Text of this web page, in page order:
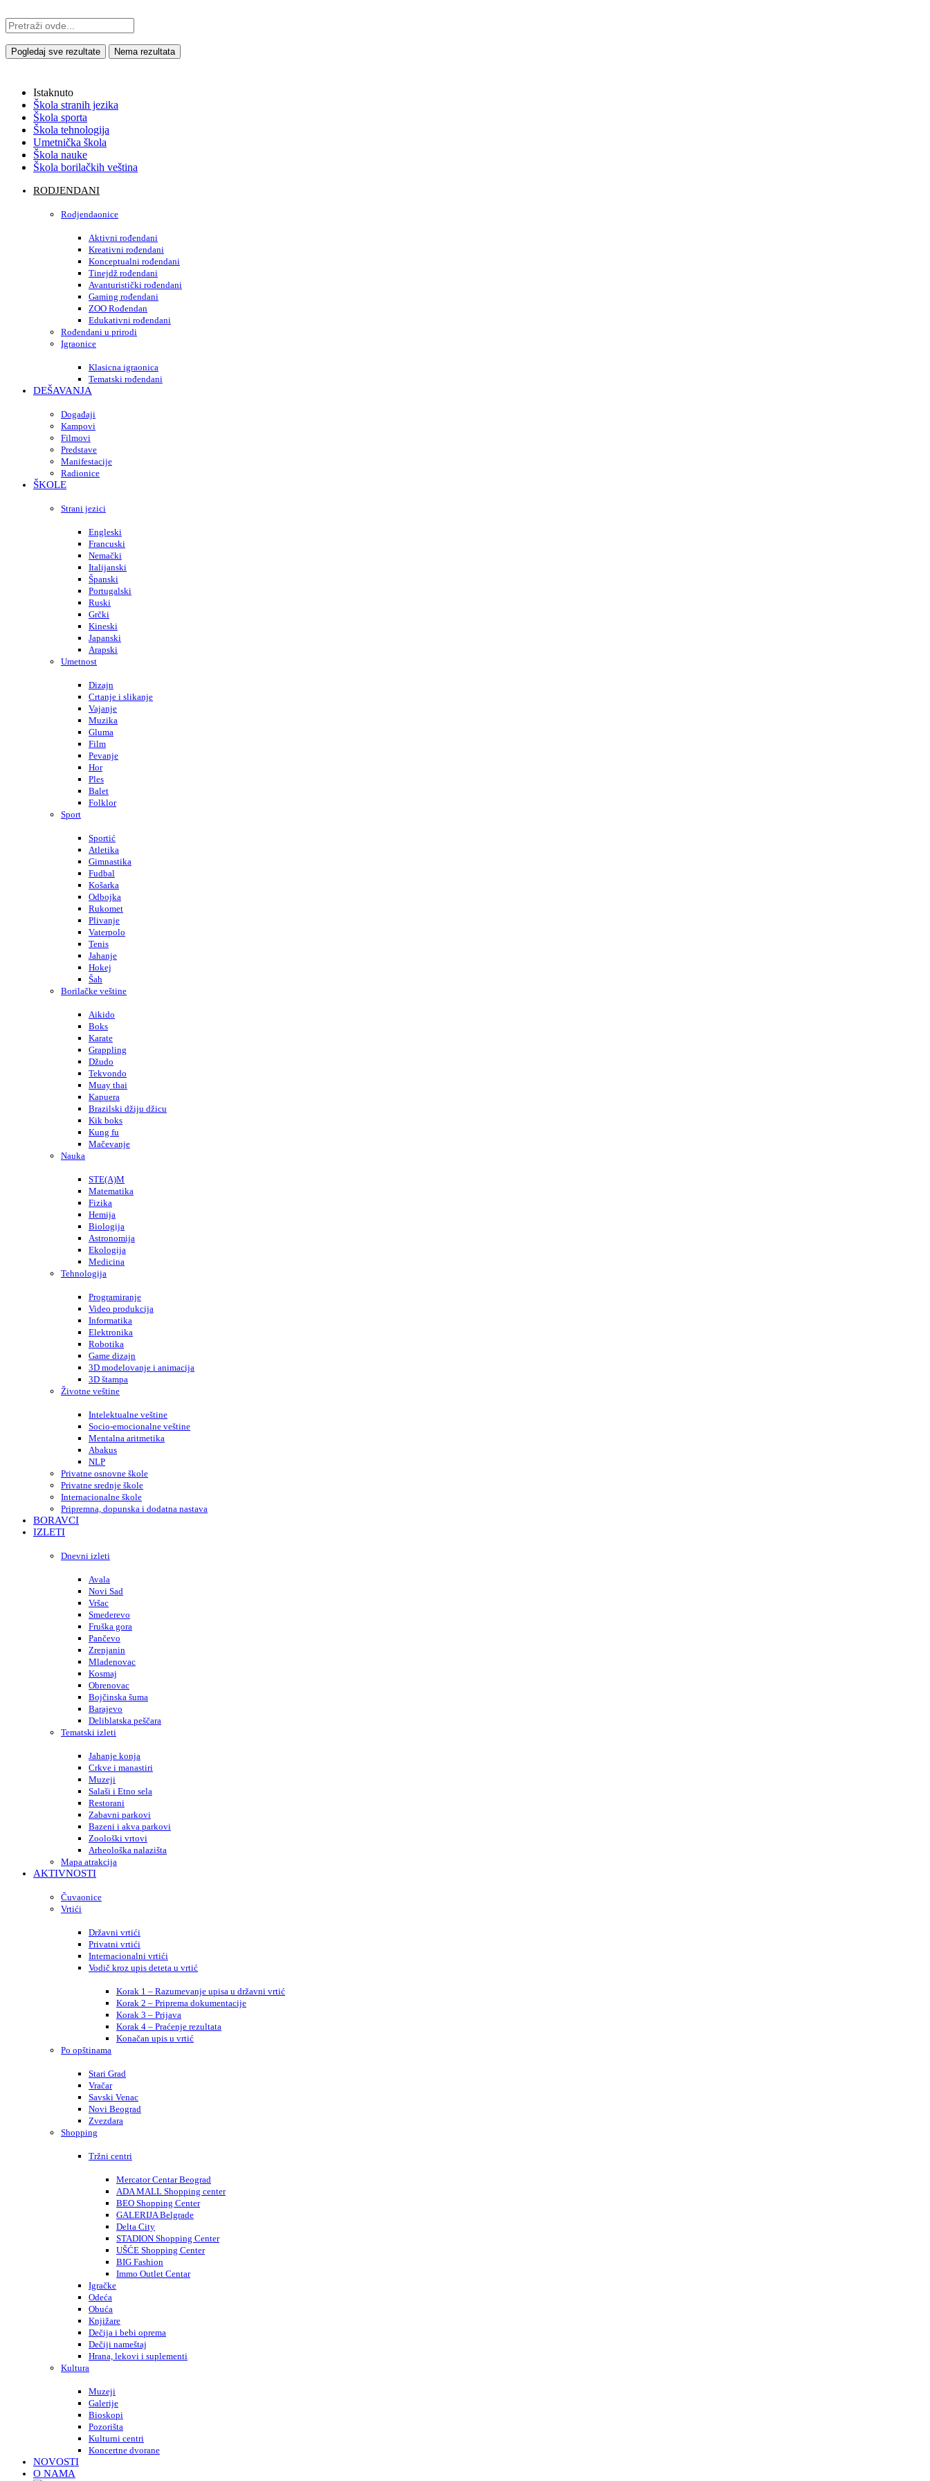
Pogledaj sve rezultate Nema rezultata
Istaknuto
Škola stranih jezika
Škola sporta
Škola tehnologija
Umetnička škola
Škola nauke
Škola borilačkih veština
RODJENDANI
Rodjendaonice
Aktivni rođendani
Kreativni rođendani
Konceptualni rođendani
Tinejdž rođendani
Avanturistički rođendani
Gaming rođendani
ZOO Rođendan
Edukativni rođendani
Rođendani u prirodi
Igraonice
Klasicna igraonica
Tematski rođendani
DEŠAVANJA
Događaji
Kampovi
Filmovi
Predstave
Manifestacije
Radionice
ŠKOLE
Strani jezici
Engleski
Francuski
Nemački
Italijanski
Španski
Portugalski
Ruski
Grčki
Kineski
Japanski
Arapski
Umetnost
Dizajn
Crtanje i slikanje
Vajanje
Muzika
Gluma
Film
Pevanje
Hor
Ples
Balet
Folklor
Sport
Sportić
Atletika
Gimnastika
Fudbal
Košarka
Odbojka
Rukomet
Plivanje
Vaterpolo
Tenis
Jahanje
Hokej
Šah
Borilačke veštine
Aikido
Boks
Karate
Grappling
Džudo
Tekvondo
Muay thai
Kapuera
Brazilski džiju džicu
Kik boks
Kung fu
Mačevanje
Nauka
STE(A)M
Matematika
Fizika
Hemija
Biologija
Astronomija
Ekologija
Medicina
Tehnologija
Programiranje
Video produkcija
Informatika
Elektronika
Robotika
Game dizajn
3D modelovanje i animacija
3D štampa
Životne veštine
Intelektualne veštine
Socio-emocionalne veštine
Mentalna aritmetika
Abakus
NLP
Privatne osnovne škole
Privatne srednje škole
Internacionalne škole
Pripremna, dopunska i dodatna nastava
BORAVCI
IZLETI
Dnevni izleti
Avala
Novi Sad
Vršac
Smederevo
Fruška gora
Pančevo
Zrenjanin
Mladenovac
Kosmaj
Obrenovac
Bojčinska šuma
Barajevo
Deliblatska peščara
Tematski izleti
Jahanje konja
Crkve i manastiri
Muzeji
Salaši i Etno sela
Restorani
Zabavni parkovi
Bazeni i akva parkovi
Zoološki vrtovi
Arheološka nalazišta
Mapa atrakcija
AKTIVNOSTI
Čuvaonice
Vrtići
Državni vrtići
Privatni vrtići
Internacionalni vrtići
Vodič kroz upis deteta u vrtić
Korak 1 – Razumevanje upisa u državni vrtić
Korak 2 – Priprema dokumentacije
Korak 3 – Prijava
Korak 4 – Praćenje rezultata
Konačan upis u vrtić
Po opštinama
Stari Grad
Vračar
Savski Venac
Novi Beograd
Zvezdara
Shopping
Tržni centri
Mercator Centar Beograd
ADA MALL Shopping center
BEO Shopping Center
GALERIJA Belgrade
Delta City
STADION Shopping Center
UŠĆE Shopping Center
BIG Fashion
Immo Outlet Centar
Igračke
Odeća
Obuća
Knjižare
Dečija i bebi oprema
Dečiji nameštaj
Hrana, lekovi i suplementi
Kultura
Muzeji
Galerije
Bioskopi
Pozorišta
Kulturni centri
Koncertne dvorane
NOVOSTI
O NAMA